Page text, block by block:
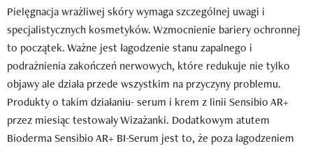
Pielęgnacja wrażliwej skóry wymaga szczególnej uwagi i
specjalistycznych kosmetyków. Wzmocnienie bariery ochronnej
to początek. Ważne jest łagodzenie stanu zapalnego i
podrażnienia zakończeń nerwowych, które redukuje nie tylko
objawy ale działa przede wszystkim na przyczyny problemu.
Produkty o takim działaniu- serum i krem z linii Sensibio AR+
przez miesiąc testowały Wizażanki. Dodatkowym atutem
Bioderma Sensibio AR+ BI-Serum jest to, że poza łagodzeniem